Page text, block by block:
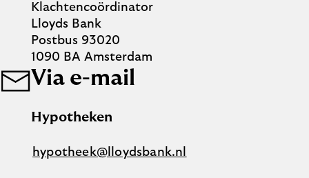
Klachtencoördinator
Lloyds Bank
Postbus 93020
1090 BA Amsterdam
Via e-mail
Hypotheken
hypotheek@lloydsbank.nl